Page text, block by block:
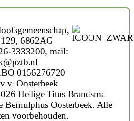
129, 6862AG
3333200, mail:
0156276720
Oosterbeek
Heilige Titus Brandsma
Bernulphus Oosterbeek. Alle
voorbehouden.